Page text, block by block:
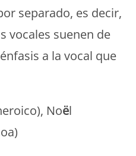
separado, es decir,
vocales suenen de
a la vocal que
Noël